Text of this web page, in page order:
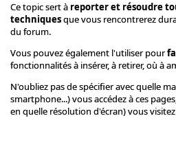
Ce topic sert à reporter et résoudre
techniquesque vous rencontrerez
du forum.
Vous pouvez également l'utiliser pour
fonctionnalités à insérer, à retirer, où à
N'oubliez pas de spécifier avec quelle
smartphone...) vous accédez à ces
en quelle résolution d'écran) vous